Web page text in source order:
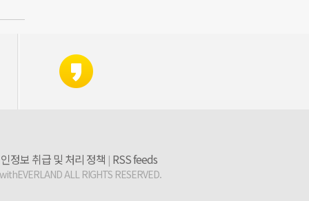
정보 취급 및 처리 정책 | RSS feeds
ALL RIGHTS RESERVED.